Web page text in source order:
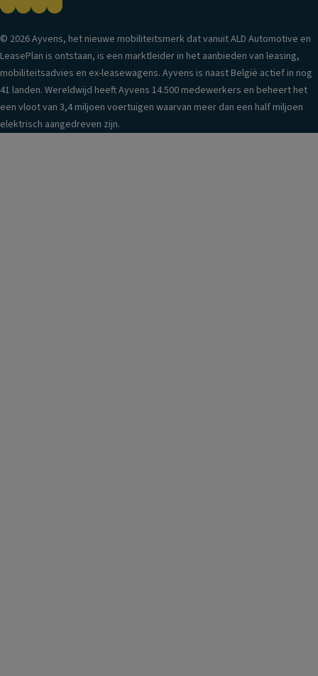
© 2026 Ayvens, het nieuwe mobiliteitsmerk dat vanuit ALD Automotive en
LeasePlan is ontstaan, is een marktleider in het aanbieden van leasing,
mobiliteitsadvies en ex-leasewagens. Ayvens is naast België actief in nog
41 landen. Wereldwijd heeft Ayvens 14.500 medewerkers en beheert het
een vloot van 3,4 miljoen voertuigen waarvan meer dan een half miljoen
elektrisch aangedreven zijn.